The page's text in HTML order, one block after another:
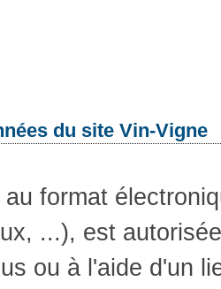
du site Vin-Vigne
format
...), est
ou à l'aide d'un